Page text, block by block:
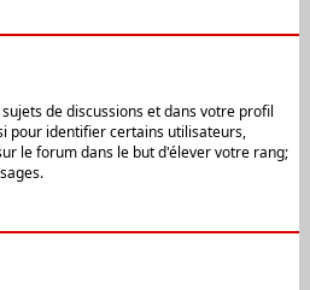
de discussions et dans votre profil
pour identifier certains utilisateurs,
le forum dans le but d'élever votre rang;